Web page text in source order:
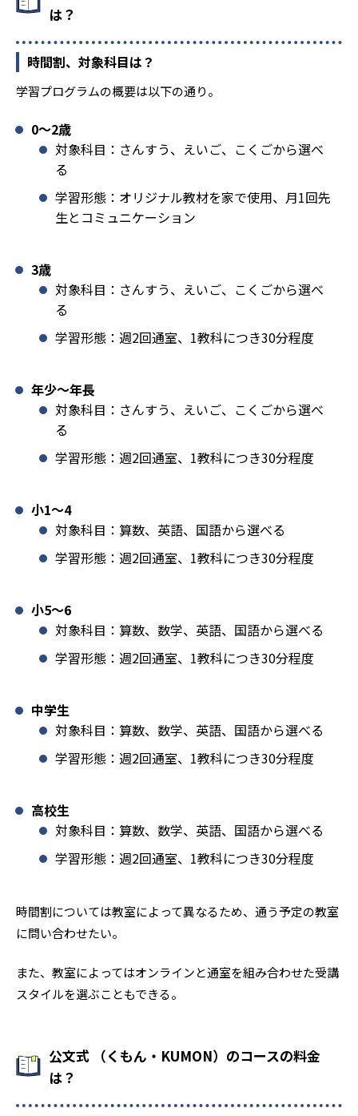
は？
時間割、対象科目は？
学習プログラムの概要は以下の通り。
0〜2歳
対象科目：さんすう、えいご、こくごから選べ
る
学習形態：オリジナル教材を家で使用、月1回先
生とコミュニケーション
3歳
対象科目：さんすう、えいご、こくごから選べ
る
学習形態：週2回通室、1教科につき30分程度
年少〜年長
対象科目：さんすう、えいご、こくごから選べ
る
学習形態：週2回通室、1教科につき30分程度
小1️〜4
対象科目：算数、英語、国語から選べる
学習形態：週2回通室、1教科につき30分程度
小5〜6
対象科目：算数、数学、英語、国語から選べる
学習形態：週2回通室、1教科につき30分程度
中学生
対象科目：算数、数学、英語、国語から選べる
学習形態：週2回通室、1教科につき30分程度
高校生
対象科目：算数、数学、英語、国語から選べる
学習形態：週2回通室、1教科につき30分程度
時間割については教室によって異なるため、通う予定の教室
に問い合わせたい。
また、教室によってはオンラインと通室を組み合わせた受講
スタイルを選ぶこともできる。
公文式 （くもん・KUMON）のコースの料金
は？